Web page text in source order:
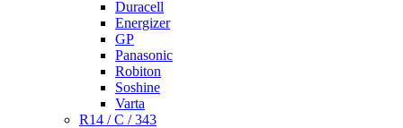
Duracell
Energizer
GP
Panasonic
Robiton
Soshine
Varta
R14 / C / 343